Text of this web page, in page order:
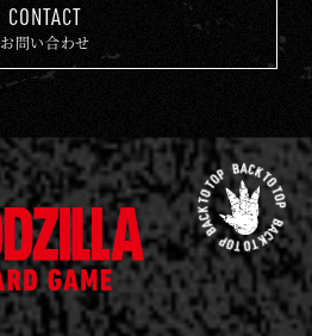
CONTACT
お問い合わせ
先
頭
に
戻
る